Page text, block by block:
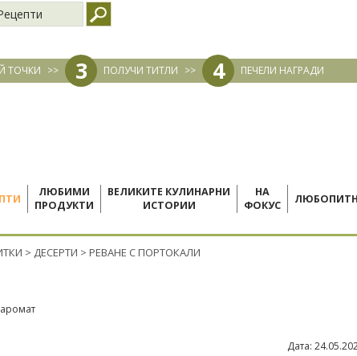
ТОЧКИ >> 3 ПОЛУЧИ ТИТЛИ >> 4 ПЕЧЕЛИ НАГРАДИ
ЛЮБИМИ
ПРОДУКТИ
ВЕЛИКИТЕ КУЛИНАРНИ
ИСТОРИИ
НА
ФОКУС
> ДЕСЕРТИ > РЕВАНЕ С ПОРТОКАЛИ
аромат
Дата: